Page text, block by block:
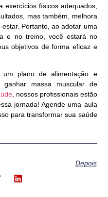
exercícios físicos adequados,
mas também, melhora
Portanto, ao adotar uma
e no treino, você estará no
objetivos de forma eficaz e
um plano de alimentação e
ganhar massa muscular de
, nossos profissionais estão
jornada! Agende uma aula
para transformar sua saúde
Depois